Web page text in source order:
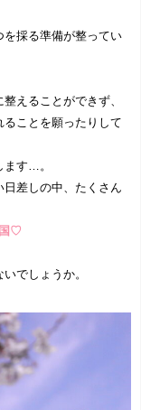
を採る準備が整ってい
えることができず、
ることを願ったりして
す…。
日差しの中、たくさん
♡
でしょうか。